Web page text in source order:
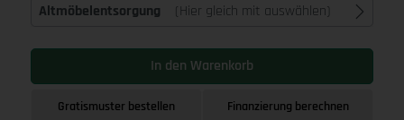
Altmöbelentsorgung (Hier gleich mit auswählen)
In den Warenkorb
Gratismuster bestellen Finanzierung berechnen